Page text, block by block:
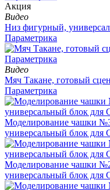
Aкция
Видео
Низ фигурный,
Параметрика
Видео
Мяч Такане, готовый
Параметрика
Моделирование чашки
универсальный блок
Моделирование чашки
универсальный блок